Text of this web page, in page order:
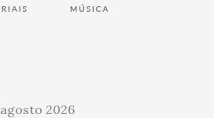
agosto 2026